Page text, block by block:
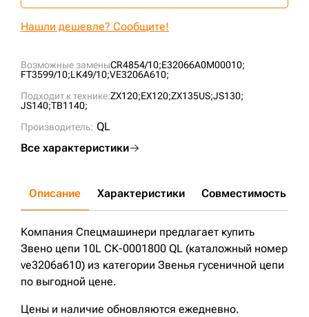
Возможные заменыCR4854/10;E32066A0M00010;
FT3599/10;LK49/10;VE3206A610;
Подходит к технике:ZX120;EX120;ZX135US;JS130;
JS140;TB1140;
Производитель: QL
Все характеристики
Нашли дешевле? Сообщите!
Описание Характеристики Совместимость
Компания Спецмашинери предлагает купить
Звено цепи 10L СК-0001800 QL (каталожный номер
ve3206a610) из категории Звенья гусеничной цепи
по выгодной цене.
Цены и наличие обновляются ежедневно.